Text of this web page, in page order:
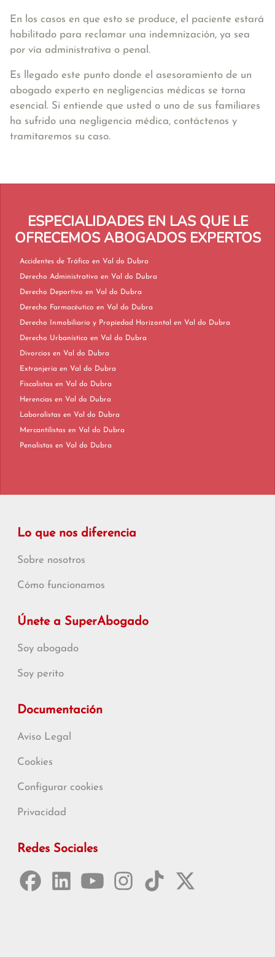
En los casos en que esto se produce, el paciente estará
habilitado para reclamar una indemnización, ya sea
por vía administrativa o penal.
Es llegado este punto donde el asesoramiento de un
abogado experto en negligencias médicas se torna
esencial. Si entiende que usted o uno de sus familiares
ha sufrido una negligencia médica, contáctenos y
tramitaremos su caso.
ESPECIALIDADES EN LAS QUE LE
OFRECEMOS ABOGADOS EXPERTOS
Accidentes de Tráfico en Val do Dubra
Derecho Administrativo en Val do Dubra
Derecho Deportivo en Val do Dubra
Derecho Farmacéutico en Val do Dubra
Derecho Inmobiliario y Propiedad Horizontal en Val do Dubra
Derecho Urbanístico en Val do Dubra
Divorcios en Val do Dubra
Extranjería en Val do Dubra
Fiscalistas en Val do Dubra
Herencias en Val do Dubra
Laboralistas en Val do Dubra
Mercantilistas en Val do Dubra
Penalistas en Val do Dubra
Lo que nos diferencia
Sobre nosotros
Cómo funcionamos
Únete a SuperAbogado
Soy abogado
Soy perito
Documentación
Aviso Legal
Cookies
Configurar cookies
Privacidad
Redes Sociales